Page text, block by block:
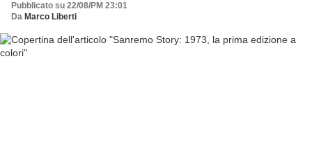
Pubblicato su 22/08/PM 23:01
Da Marco Liberti